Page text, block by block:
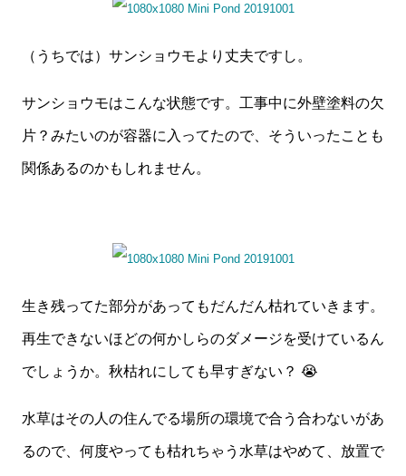
（うちでは）サンショウモより丈夫ですし。
サンショウモはこんな状態です。工事中に外壁塗料の欠
片？みたいのが容器に入ってたので、そういったことも
関係あるのかもしれません。
生き残ってた部分があってもだんだん枯れていきます。
再生できないほどの何かしらのダメージを受けているん
でしょうか。秋枯れにしても早すぎない？ 😭
水草はその人の住んでる場所の環境で合う合わないがあ
るので、何度やっても枯れちゃう水草はやめて、放置で